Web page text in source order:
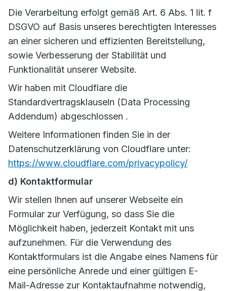
Die Verarbeitung erfolgt gemäß Art. 6 Abs. 1 lit. f
DSGVO auf Basis unseres berechtigten Interesses
an einer sicheren und effizienten Bereitstellung,
sowie Verbesserung der Stabilität und
Funktionalität unserer Website.
Wir haben mit Cloudflare die
Standardvertragsklauseln (Data Processing
Addendum) abgeschlossen .
Weitere Informationen finden Sie in der
Datenschutzerklärung von Cloudflare unter:
https://www.cloudflare.com/privacypolicy/
d) Kontaktformular
Wir stellen Ihnen auf unserer Webseite ein
Formular zur Verfügung, so dass Sie die
Möglichkeit haben, jederzeit Kontakt mit uns
aufzunehmen. Für die Verwendung des
Kontaktformulars ist die Angabe eines Namens für
eine persönliche Anrede und einer gültigen E-
Mail-Adresse zur Kontaktaufnahme notwendig,